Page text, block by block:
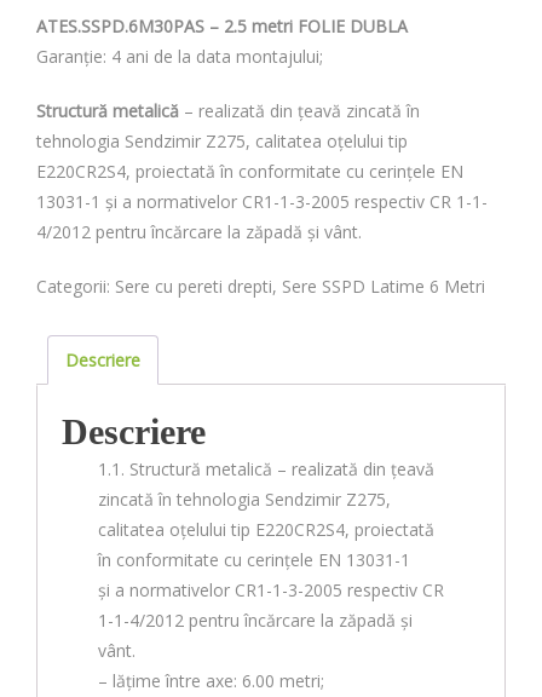
ATES.SSPD.6M30PAS – 2.5 metri FOLIE DUBLA
Garanție: 4 ani de la data montajului;
Structură metalică – realizată din țeavă zincată în
tehnologia Sendzimir Z275, calitatea oțelului tip
E220CR2S4, proiectată în conformitate cu cerințele EN
13031-1 și a normativelor CR1-1-3-2005 respectiv CR 1-1-
4/2012 pentru încărcare la zăpadă și vânt.
Categorii: Sere cu pereti drepti, Sere SSPD Latime 6 Metri
Descriere
Descriere
1.1. Structură metalică – realizată din țeavă
zincată în tehnologia Sendzimir Z275,
calitatea oțelului tip E220CR2S4, proiectată
în conformitate cu cerințele EN 13031-1
și a normativelor CR1-1-3-2005 respectiv CR
1-1-4/2012 pentru încărcare la zăpadă și
vânt.
– lățime între axe: 6.00 metri;